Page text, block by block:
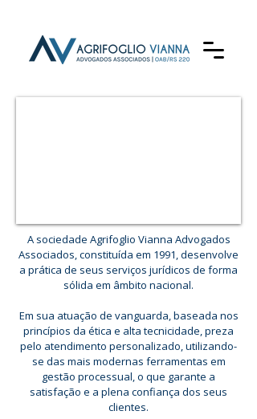
A sociedade Agrifoglio Vianna Advogados
Associados, constituída em 1991, desenvolve
a prática de seus serviços jurídicos de forma
sólida em âmbito nacional.
Em sua atuação de vanguarda, baseada nos
princípios da ética e alta tecnicidade, preza
pelo atendimento personalizado, utilizando-
se das mais modernas ferramentas em
gestão processual, o que garante a
satisfação e a plena confiança dos seus
clientes.